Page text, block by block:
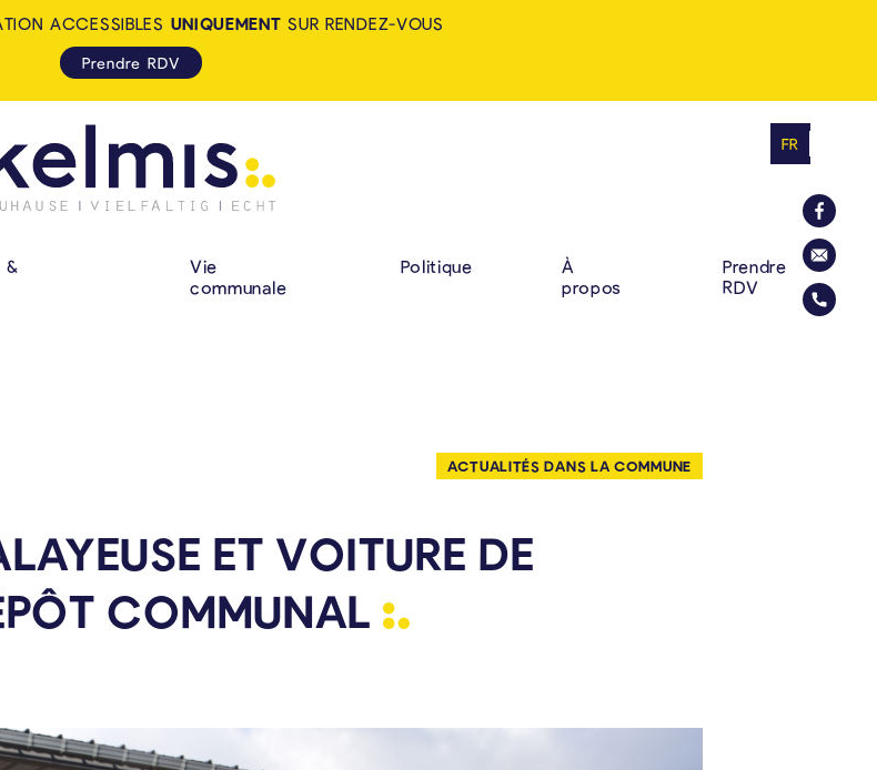
KELMIS - LA CALAMINE: ZUHAUSE.
NAVIGATION PRINCIPALE
&
Vie
communale
Politique
À
propos
Prendre
RDV
FR
ACCESSIBLES UNIQUEMENT SUR RENDEZ-VOUS
Prendre RDV
ACTUALITÉS DANS LA COMMUNE
ET VOITURE DE
COMMUNAL
La
Envoyer